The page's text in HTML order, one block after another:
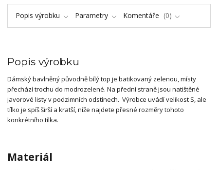
Popis výrobku Parametry Komentáře 0
Popis výrobku
Dámský bavlněný původně bílý top je batikovaný zelenou, místy
přechází trochu do modrozelené. Na přední straně jsou natištěné
javorové listy v podzimních odstínech. Výrobce uvádí velikost S, ale
tílko je spíš širší a kratší, níže najdete přesné rozměry tohoto
konkrétního tílka.
Materiál